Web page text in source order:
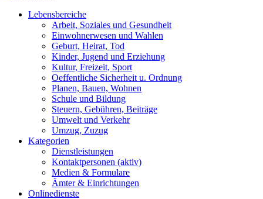
Lebensbereiche
Arbeit, Soziales und Gesundheit
Einwohnerwesen und Wahlen
Geburt, Heirat, Tod
Kinder, Jugend und Erziehung
Kultur, Freizeit, Sport
Oeffentliche Sicherheit u. Ordnung
Planen, Bauen, Wohnen
Schule und Bildung
Steuern, Gebühren, Beiträge
Umwelt und Verkehr
Umzug, Zuzug
Kategorien
Dienstleistungen
Kontaktpersonen (aktiv)
Medien & Formulare
Ämter & Einrichtungen
Onlinedienste